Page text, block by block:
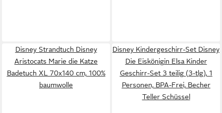
Disney Strandtuch Disney
Aristocats Marie die Katze
Badetuch XL 70x140 cm, 100%
baumwolle
Disney Kindergeschirr-Set Disney
Die Eiskönigin Elsa Kinder
Geschirr-Set 3 teilig (3-tlg), 1
Personen, BPA-Frei, Becher
Teller Schüssel